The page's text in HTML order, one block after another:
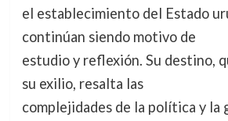
el establecimiento del Estado
continúan siendo motivo de
estudio y reflexión. Su destino,
su exilio, resalta las
complejidades de la política y la